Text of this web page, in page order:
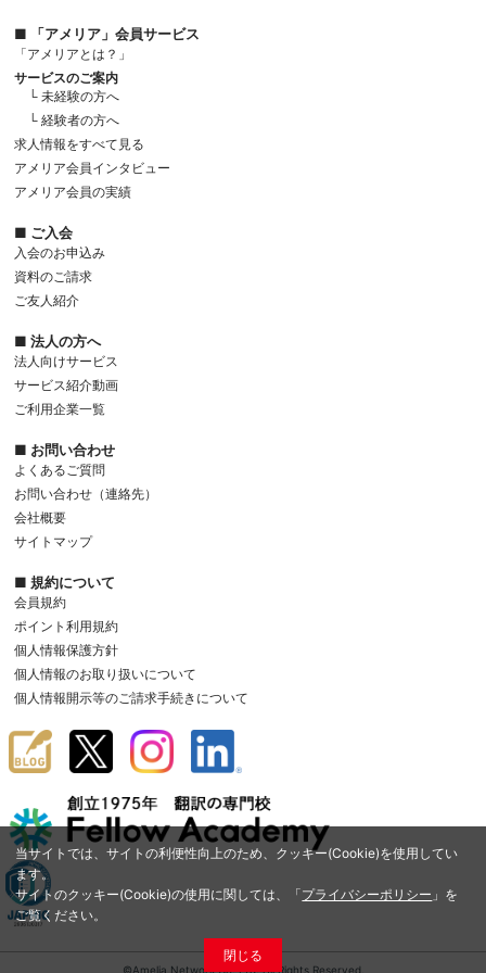
当サイトでは、サイトの利便性向上のため、クッキー(Cookie)を使用してい
ます。
サイトのクッキー(Cookie)の使用に関しては、「プライバシーポリシー 」を
ご覧ください。
閉じる
■ 「アメリア」会員サービス
「アメリアとは？」
サービスのご案内
└ 未経験の方へ
└ 経験者の方へ
求人情報をすべて見る
アメリア会員インタビュー
アメリア会員の実績
■ ご入会
入会のお申込み
資料のご請求
ご友人紹介
■ 法人の方へ
法人向けサービス
サービス紹介動画
ご利用企業一覧
■ お問い合わせ
よくあるご質問
お問い合わせ（連絡先）
会社概要
サイトマップ
■ 規約について
会員規約
ポイント利用規約
個人情報保護方針
個人情報のお取り扱いについて
個人情報開示等のご請求手続きについて
©Amelia Network Co.,Ltd. All Rights Reserved.